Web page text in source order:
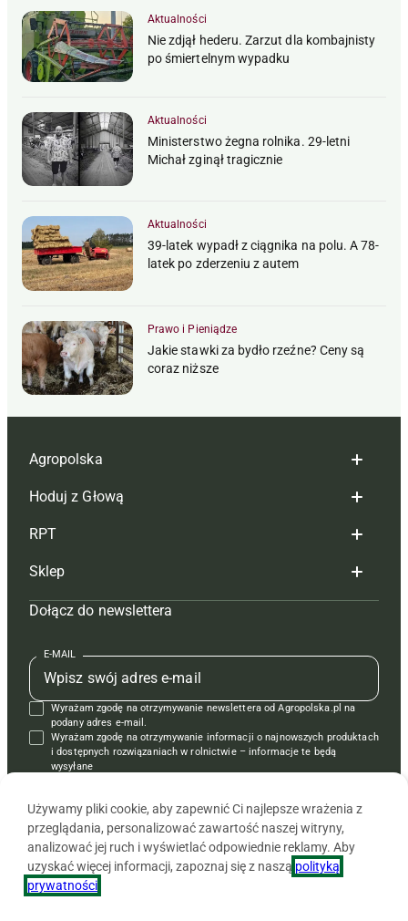
Aktualności
Nie zdjął hederu. Zarzut dla kombajnisty
po śmiertelnym wypadku
Aktualności
Ministerstwo żegna rolnika. 29-letni
Michał zginął tragicznie
Aktualności
39-latek wypadł z ciągnika na polu. A 78-
latek po zderzeniu z autem
Prawo i Pieniądze
Jakie stawki za bydło rzeźne? Ceny są
coraz niższe
Agropolska
Redakcja
Reklama
Tagi
Mapa serwisu
Kontakt
Regulamin
Polityka prywatności
Hoduj z Głową
Hoduj z głową bydło
Hoduj z głową świnie
Prenumerata
Redakcja
Kontakt
Reklama
RPT
Redakcja
Prenumerata
Reklama
Kontakt
Krzyżówki
Sklep
Czasopisma i prenumerata
Książki
Regulamin
Dołącz do newslettera
E-MAIL
Wyrażam zgodę na otrzymywanie newslettera od Agropolska.pl na
podany adres e-mail.
Wyrażam zgodę na otrzymywanie informacji o najnowszych produktach
i dostępnych rozwiązaniach w rolnictwie – informacje te będą
wysyłane
Używamy pliki cookie, aby zapewnić Ci najlepsze wrażenia z
przeglądania, personalizować zawartość naszej witryny,
analizować jej ruch i wyświetlać odpowiednie reklamy. Aby
uzyskać więcej informacji, zapoznaj się z naszą polityką
prywatności